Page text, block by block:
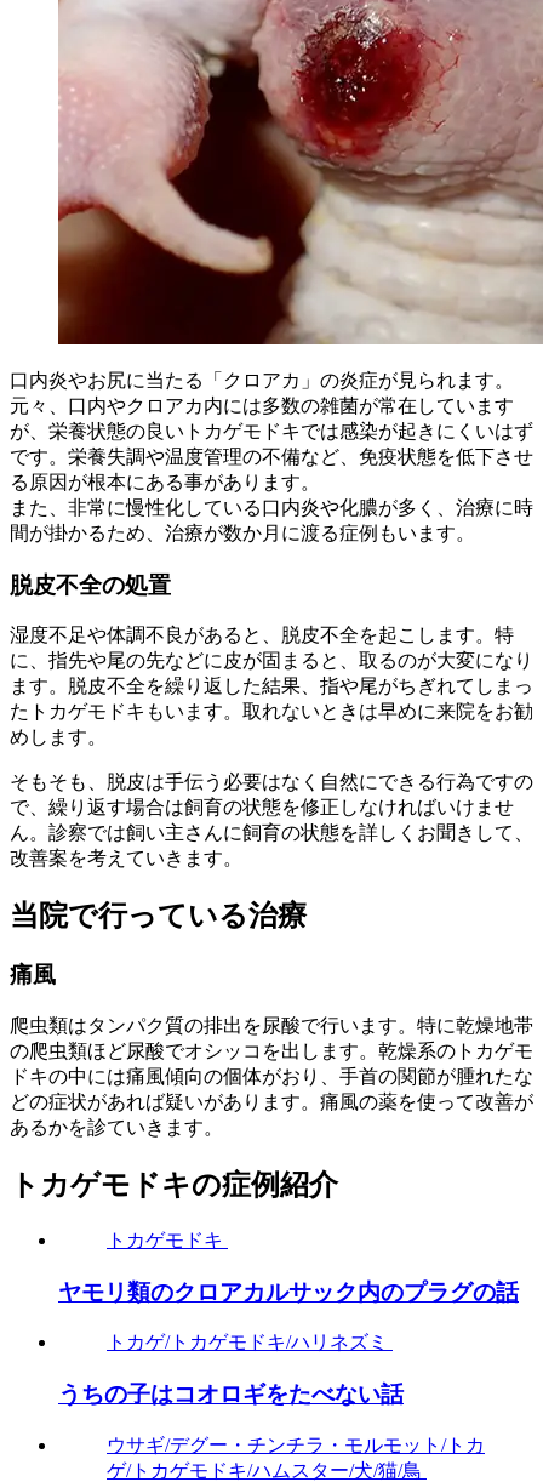
口内炎やお尻に当たる「クロアカ」の炎症が見られます。
元々、口内やクロアカ内には多数の雑菌が常在しています
が、栄養状態の良いトカゲモドキでは感染が起きにくいはず
です。栄養失調や温度管理の不備など、免疫状態を低下させ
る原因が根本にある事があります。
また、非常に慢性化している口内炎や化膿が多く、治療に時
間が掛かるため、治療が数か月に渡る症例もいます。
脱皮不全の処置
湿度不足や体調不良があると、脱皮不全を起こします。特
に、指先や尾の先などに皮が固まると、取るのが大変になり
ます。脱皮不全を繰り返した結果、指や尾がちぎれてしまっ
たトカゲモドキもいます。取れないときは早めに来院をお勧
めします。
そもそも、脱皮は手伝う必要はなく自然にできる行為ですの
で、繰り返す場合は飼育の状態を修正しなければいけませ
ん。診察では飼い主さんに飼育の状態を詳しくお聞きして、
改善案を考えていきます。
当院で行っている治療
痛風
爬虫類はタンパク質の排出を尿酸で行います。特に乾燥地帯
の爬虫類ほど尿酸でオシッコを出します。乾燥系のトカゲモ
ドキの中には痛風傾向の個体がおり、手首の関節が腫れたな
どの症状があれば疑いがあります。痛風の薬を使って改善が
あるかを診ていきます。
トカゲモドキの症例紹介
トカゲモドキ
ヤモリ類のクロアカルサック内のプラグの話
トカゲ/トカゲモドキ/ハリネズミ
うちの子はコオロギをたべない話
ウサギ/デグー・チンチラ・モルモット/トカ
ゲ/トカゲモドキ/ハムスター/犬/猫/鳥